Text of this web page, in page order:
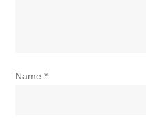
Name*